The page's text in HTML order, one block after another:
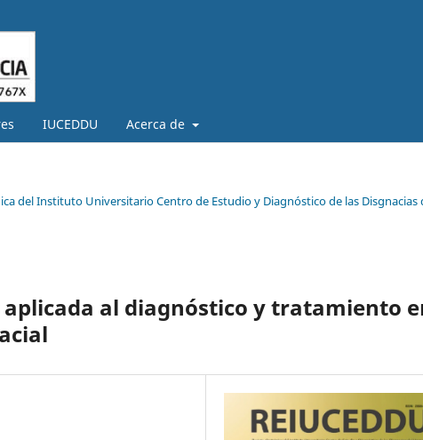
IUCEDDU Acerca de
del Instituto Universitario Centro de Estudio y Diagnóstico de las Disgnacias
aplicada al diagnóstico y tratamiento